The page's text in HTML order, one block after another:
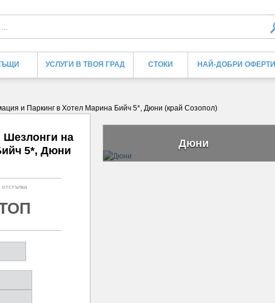
УСЛУГИ В ТВОЯ ГРАД СТОКИ НАЙ-ДОБРИ ОФЕРТИ
и Паркинг в Хотел Марина Бийч 5*, Дюни (край Созопол)
Шезлонги на
5*, Дюни
отстъпка
Дюни